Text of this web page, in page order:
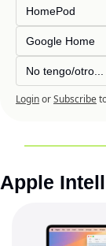
HomePod
Google Home
No tengo/otro...
LoginorSubscribe
Apple